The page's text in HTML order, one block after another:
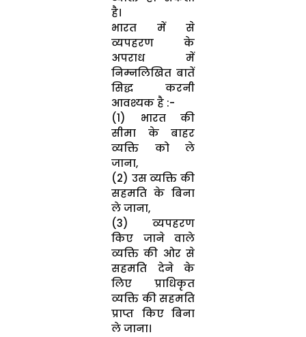
है।
भारत में से
व्यपहरण के
अपराध में
निम्नलिखित बातें
सिद्ध करनी
आवश्यक है :-
(1) भारत की
सीमा के बाहर
व्यक्ति को ले
जाना,
(2) उस व्यक्ति की
सहमति के बिना
ले जाना,
(3) व्यपहरण
किए जाने वाले
व्यक्ति की ओर से
सहमति देने के
लिए प्राधिकृत
व्यक्ति की सहमति
प्राप्त किए बिना
ले जाना।